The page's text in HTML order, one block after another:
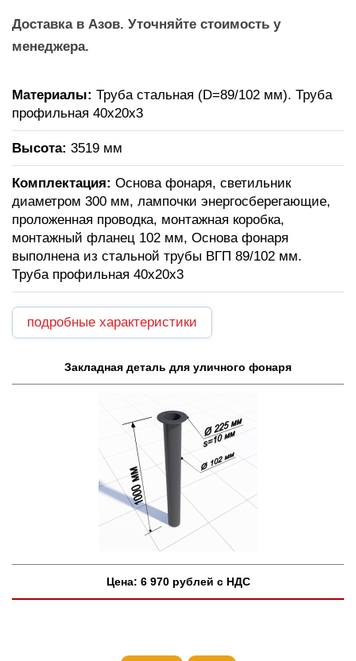
Доставка в Азов. Уточняйте стоимость у
менеджера.
Материалы: Труба стальная (D=89/102 мм). Труба
профильная 40х20х3
Высота: 3519 мм
Комплектация: Основа фонаря, светильник
диаметром 300 мм, лампочки энергосберегающие,
проложенная проводка, монтажная коробка,
монтажный фланец 102 мм, Основа фонаря
выполнена из стальной трубы ВГП 89/102 мм.
Труба профильная 40х20х3
подробные характеристики
Закладная деталь для уличного фонаря
Цена: 6 970рублей c НДС